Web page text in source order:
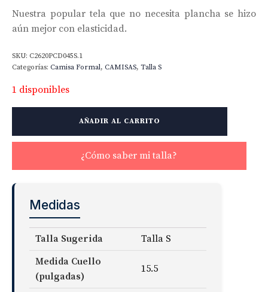
Nuestra popular tela que no necesita plancha se hizo
aún mejor con elasticidad.
SKU: C2620PCD045S.1
Categorías: Camisa Formal, CAMISAS, Talla S
1 disponibles
Stretch
cantidad
AÑADIR AL CARRITO
¿Cómo saber mi talla?
Medidas
Talla Sugerida
Talla S
Medida Cuello
(pulgadas)
15.5